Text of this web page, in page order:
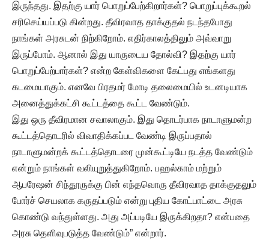
இருந்தது. இதற்கு யார் பொறுப்பேற்கிறார்கள்? பொறுப்புக்கூறல்
சரிசெய்யப்படு கின்றது. தீவிரவாத தாக்குதல் நடந்தபோது
நாங்கள் அரசுடன் நிற்கிறோம். எதிர்காலத்திலும் அவ்வாறு
இருப்போம். ஆனால் இது யாருடைய தோல்வி? இதற்கு யார்
பொறுப்பேற்பார்கள்? என்ற கேள்விகளை கேட்பது எங்களது
கடமையாகும். எனவே பிரதமர் மோடி தலைமையில் உடனடியாக
அனைத்துக்கட்சி கூட்டத்தை கூட்ட வேண்டும்.
இது ஒரு தீவிரமான சவாலாகும். இது தொடர்பாக நாடாளுமன்ற
கூட்டத்தொடரில் விவாதிக்கப்பட வேண்டி இருப்பதால்
நாடாளுமன்றக் கூட்டத்தொடரை முன்கூட்டியே நடத்த வேண்டும்
என்றும் நாங்கள் வலியுறுத்துகிறோம். பஹல்காம் மற்றும்
ஆபரேஷன் சிந்தூருக்கு பின் எந்தவொரு தீவிரவாத தாக்குதலும்
போர்ச் செயலாக கருதப்படும் என்று புதிய கோட்பாட்டை அரசு
கொண்டு வந்துள்ளது. அது அப்படியே இருக்கிறதா? என்பதை
அரசு தெளிவுபடுத்த வேண்டும்” என்றார்.